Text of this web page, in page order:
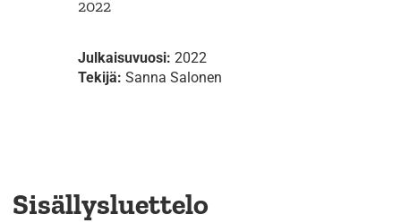
2022
Julkaisuvuosi:2022
Tekijä:Sanna Salonen
Sisällysluettelo